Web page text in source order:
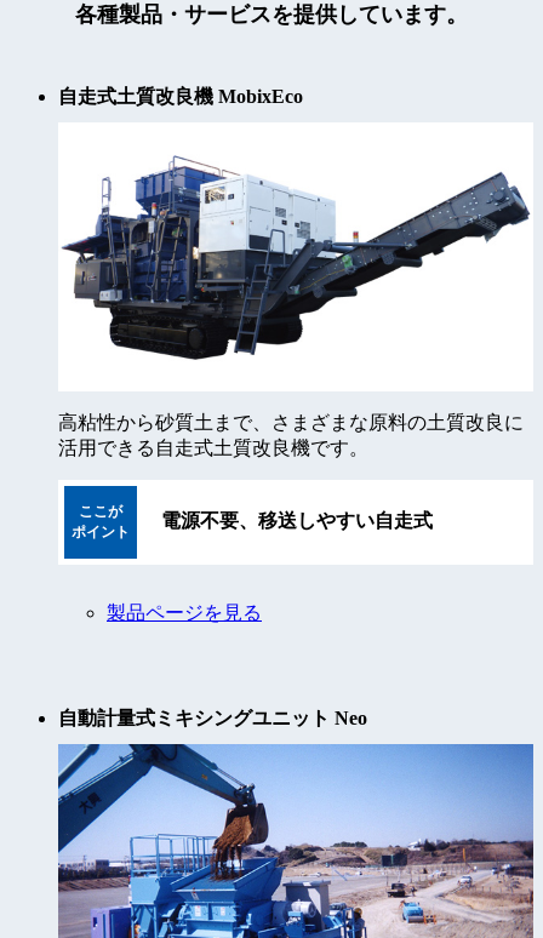
各種製品・サービスを提供しています。
自走式土質改良機 MobixEco
高粘性から砂質土まで、さまざまな原料の土質改良に
活用できる自走式土質改良機です。
ここが
ポイント
電源不要、移送しやすい自走式
製品ページを見る
自動計量式ミキシングユニット Neo